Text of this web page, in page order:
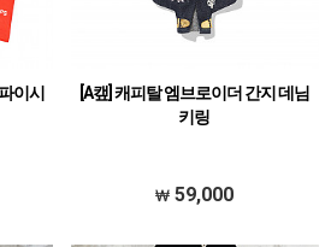
이시
[A캪] 캐피탈 엠브로이더 간지 데님
키링
59,000